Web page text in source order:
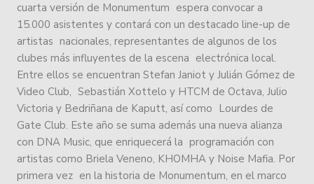
cuarta versión de Monumentum espera convocar a
15.000 asistentes y contará con un destacado line-up de
artistas nacionales, representantes de algunos de los
clubes más influyentes de la escena electrónica local.
Entre ellos se encuentran Stefan Janiot y Julián Gómez de
Video Club, Sebastián Xottelo y HTCM de Octava, Julio
Victoria y Bedriñana de Kaputt, así como Lourdes de
Gate Club. Este año se suma además una nueva alianza
con DNA Music, que enriquecerá la programación con
artistas como Briela Veneno, KHOMHA y Noise Mafia. Por
primera vez en la historia de Monumentum, en el marco